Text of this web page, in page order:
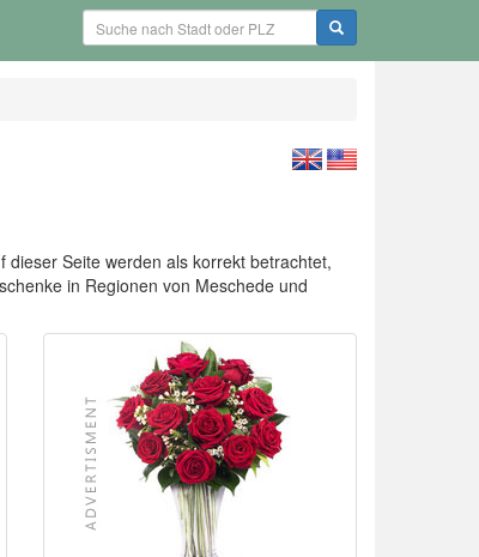
Seite werden als korrekt betrachtet,
in Regionen von Meschede und